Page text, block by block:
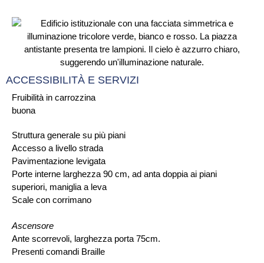
Fruibilità in carrozzina
buona
Struttura generale su più piani
Accesso a livello strada
Pavimentazione levigata
Porte interne larghezza 90 cm, ad anta doppia ai piani
superiori, maniglia a leva
Scale con corrimano
Ascensore
Ante scorrevoli, larghezza porta 75cm.
Presenti comandi Braille
ACCESSIBILITÀ E SERVIZI